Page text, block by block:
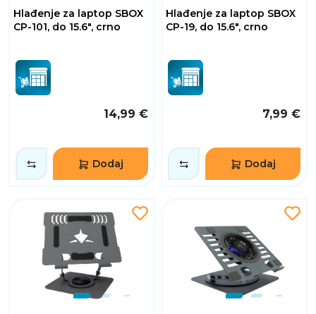
Hlađenje za laptop SBOX
CP-101, do 15.6", crno
14,99 €
Dodaj
Hlađenje za laptop SBOX
CP-19, do 15.6", crno
7,99 €
Dodaj